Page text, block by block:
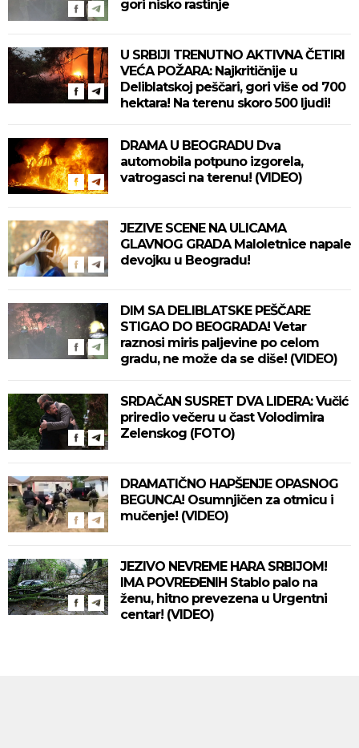
gori nisko rastinje
U SRBIJI TRENUTNO AKTIVNA ČETIRI
VEĆA POŽARA: Najkritičnije u
Deliblatskoj peščari, gori više od 700
hektara! Na terenu skoro 500 ljudi!
DRAMA U BEOGRADU Dva
automobila potpuno izgorela,
vatrogasci na terenu! (VIDEO)
JEZIVE SCENE NA ULICAMA
GLAVNOG GRADA Maloletnice napale
devojku u Beogradu!
DIM SA DELIBLATSKE PEŠČARE
STIGAO DO BEOGRADA! Vetar
raznosi miris paljevine po celom
gradu, ne može da se diše! (VIDEO)
SRDAČAN SUSRET DVA LIDERA: Vučić
priredio večeru u čast Volodimira
Zelenskog (FOTO)
DRAMATIČNO HAPŠENJE OPASNOG
BEGUNCA! Osumnjičen za otmicu i
mučenje! (VIDEO)
JEZIVO NEVREME HARA SRBIJOM!
IMA POVREĐENIH Stablo palo na
ženu, hitno prevezena u Urgentni
centar! (VIDEO)